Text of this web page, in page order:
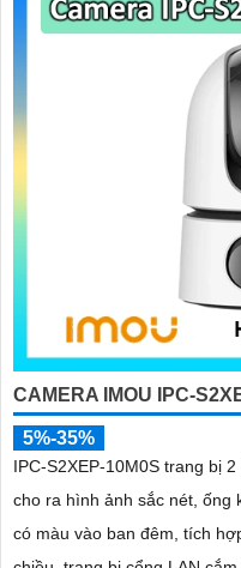
động ổn định. Kiểm tra xem
sinh bụi và kiểm tra kết nối
Hy vọng rằng các tư vấn trên
Wifi Imou một cách hiệu quả và
CAMERA IMOU IPC-
5%-35%
IPC-S2XEP-10M0S trang bị
cho ra hình ảnh sắc nét, ống
có màu vào ban đêm, tích